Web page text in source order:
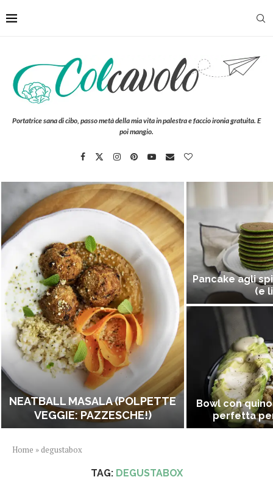
Portatrice sana di cibo, passo metà della mia vita in palestra e faccio ironia gratuita. E
poi mangio.
NEATBALL MASALA (POLPETTE
VEGGIE: PAZZESCHE!)
Pancake agli
(e
Bowl con
perfetta
Home » degustabox
TAG: DEGUSTABOX